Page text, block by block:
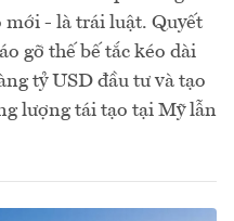
mới - là trái luật. Quyết
gỡ thế bế tắc kéo dài
tỷ USD đầu tư và tạo
lượng tái tạo tại Mỹ lẫn